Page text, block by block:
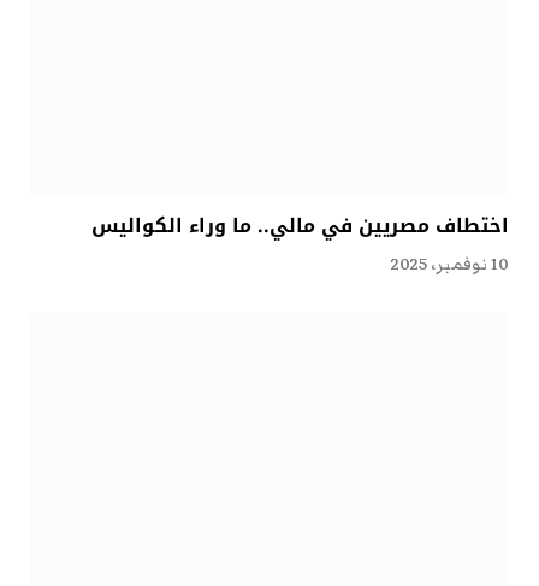
اختطاف مصريين في مالي.. ما وراء الكواليس
10 نوفمبر، 2025